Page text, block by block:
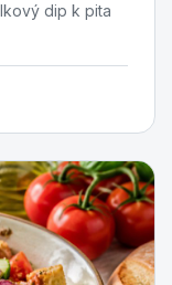
dip k pita